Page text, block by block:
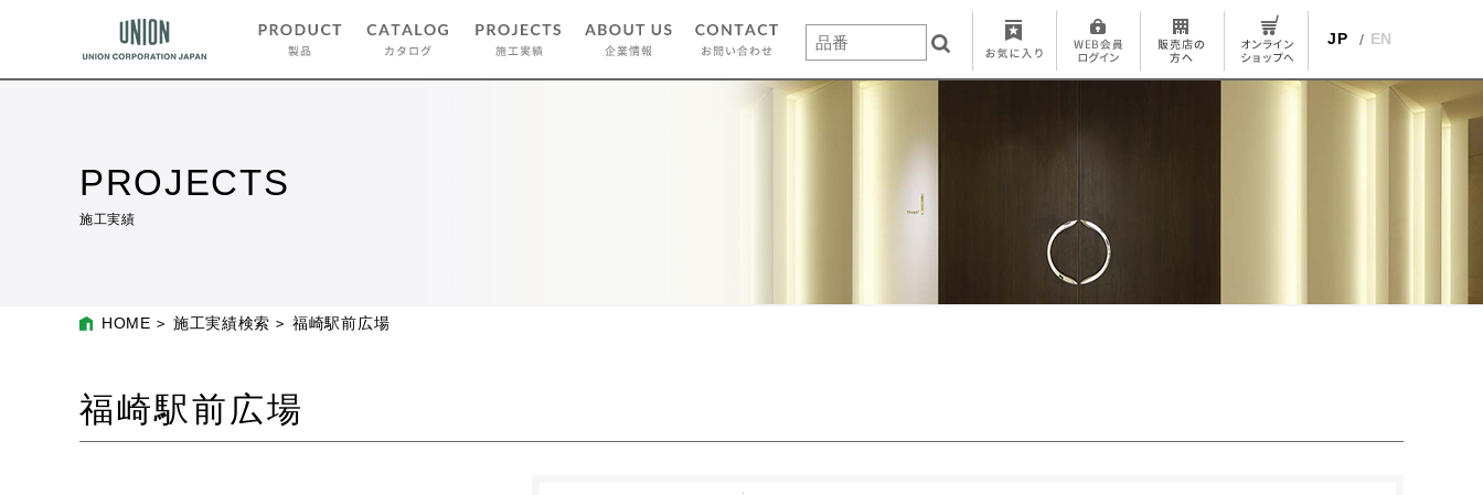
JP EN
PROJECTS
施工実績
HOME 施工実績検索 福崎駅前広場
福崎駅前広場